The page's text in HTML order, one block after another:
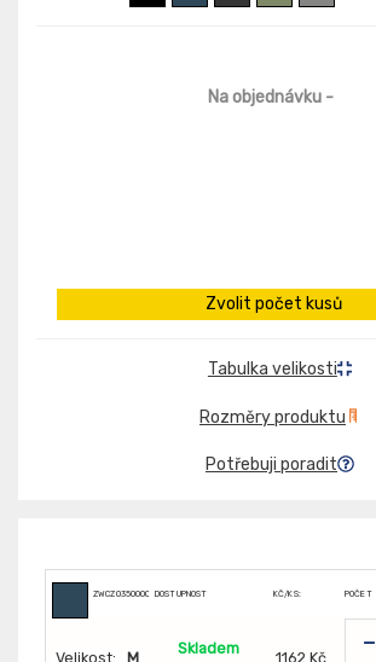
Na objednávku -
Zvolit počet kusů
Tabulka velikosti
Rozměry produktu
Potřebuji poradit
ZWCZ03500000235DOSTUPNOST KČ/KS: POČET
Velikost: M
Skladem
1162 Kč -